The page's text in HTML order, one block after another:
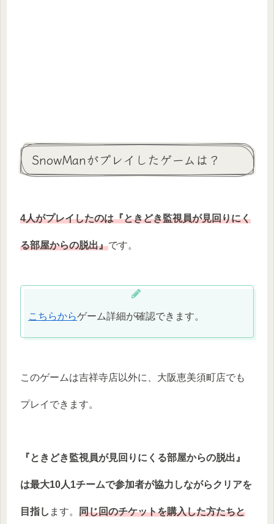
SnowManがプレイしたゲームは？
4人がプレイしたのは『ときどき監視員が見回りにく
る部屋からの脱出』です。
こちらからゲーム詳細が確認できます。
このゲームは吉祥寺店以外に、大阪恵美須町店でも
プレイできます。
『ときどき監視員が見回りにくる部屋からの脱出』
は最大10人1チームで参加者が協力しながらクリアを
目指し ます。 同じ回のチケットを購入した方たちと